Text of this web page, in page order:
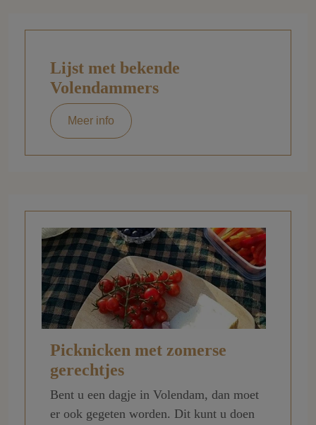
Lijst met bekende
Volendammers
Meer info
Picknicken met zomerse
gerechtjes
Bent u een dagje in Volendam, dan moet
er ook gegeten worden. Dit kunt u doen